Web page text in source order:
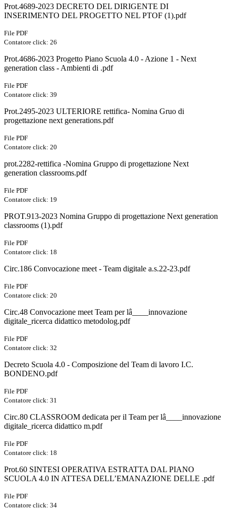
Prot.4689-2023 DECRETO DEL DIRIGENTE DI
INSERIMENTO DEL PROGETTO NEL PTOF (1).pdf
File PDF
Contatore click: 26
Prot.4686-2023 Progetto Piano Scuola 4.0 - Azione 1 - Next
generation class - Ambienti di .pdf
File PDF
Contatore click: 39
Prot.2495-2023 ULTERIORE rettifica- Nomina Gruo di
progettazione next generations.pdf
File PDF
Contatore click: 20
prot.2282-rettifica -Nomina Gruppo di progettazione Next
generation classrooms.pdf
File PDF
Contatore click: 19
PROT.913-2023 Nomina Gruppo di progettazione Next generation
classrooms (1).pdf
File PDF
Contatore click: 18
Circ.186 Convocazione meet - Team digitale a.s.22-23.pdf
File PDF
Contatore click: 20
Circ.48 Convocazione meet Team per lâ____innovazione
digitale_ricerca didattico metodolog.pdf
File PDF
Contatore click: 32
Decreto Scuola 4.0 - Composizione del Team di lavoro I.C.
BONDENO.pdf
File PDF
Contatore click: 31
Circ.80 CLASSROOM dedicata per il Team per lâ____innovazione
digitale_ricerca didattico m.pdf
File PDF
Contatore click: 18
Prot.60 SINTESI OPERATIVA ESTRATTA DAL PIANO
SCUOLA 4.0 IN ATTESA DELL’EMANAZIONE DELLE .pdf
File PDF
Contatore click: 34